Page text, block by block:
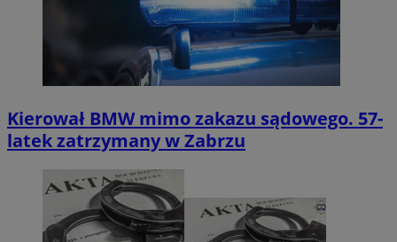
Kierował BMW mimo zakazu sądowego. 57-
latek zatrzymany w Zabrzu